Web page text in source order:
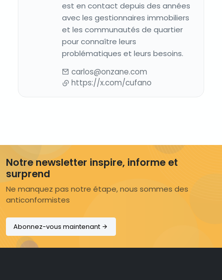
est en contact depuis des années
avec les gestionnaires immobiliers
et les communautés de quartier
pour connaître leurs
problématiques et leurs besoins.
carlos@onzane.com
https://x.com/cufano
Notre newsletter inspire, informe et
surprend
Ne manquez pas notre étape, nous sommes des
anticonformistes
Abonnez-vous maintenant